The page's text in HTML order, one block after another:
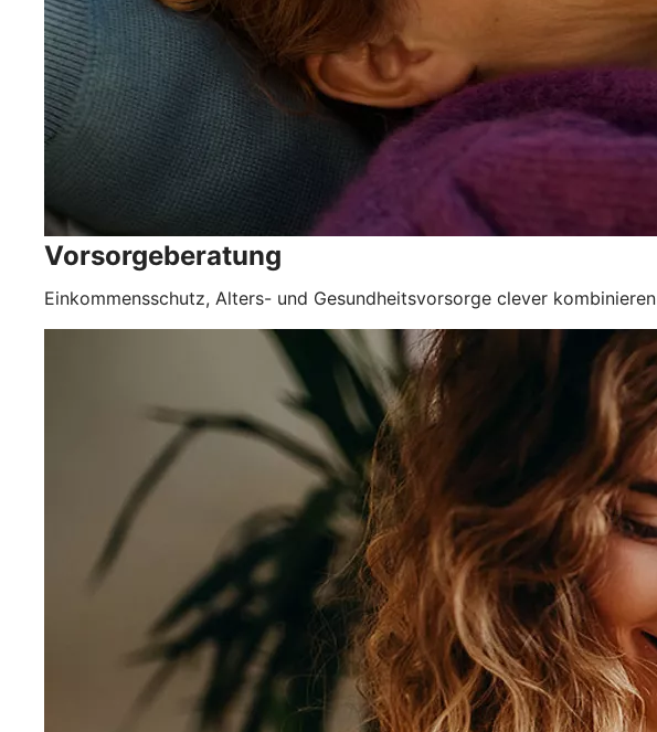
Vorsorgeberatung
Einkommensschutz, Alters- und Gesundheitsvorsorge clever kombinieren